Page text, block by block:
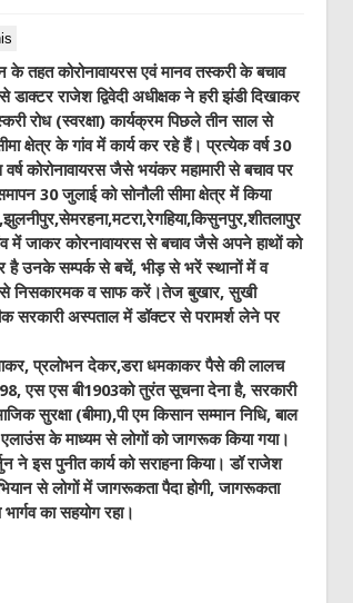
के तहत कोरोनावायरस एवं मानव तस्करी के बचाव
राजेश द्विवेदी अधीक्षक ने हरी झंडी दिखाकर
रोध (स्वरक्षा) कार्यक्रम पिछले तीन साल से
क्षेत्र के गांव में कार्य कर रहे हैं। प्रत्येक वर्ष 30
कोरोनावायरस जैसे भयंकर महामारी से बचाव पर
30 जुलाई को सोनौली सीमा क्षेत्र में किया
में जाकर कोरनावायरस से बचाव जैसे अपने हाथों को
है उनके सम्पर्क से बचें, भीड़ से भरें स्थानों में व
निसकारमक व साफ करें।तेज बुखार, सुखी
सरकारी अस्पताल में डॉक्टर से परामर्श लेने पर
प्रलोभन देकर,डरा धमकाकर पैसे की लालच
एस एस बी1903को तुरंत सूचना देना है, सरकारी
सुरक्षा (बीमा),पी एम किसान सम्मान निधि, बाल
के माध्यम से लोगों को जागरूक किया गया।
ने इस पुनीत कार्य को सराहना किया। डॉ राजेश
से लोगों में जागरूकता पैदा होगी, जागरूकता
का सहयोग रहा।